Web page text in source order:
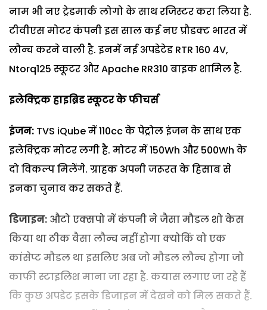
नाम भी नए ट्रेडमार्क लोगो के साथ रजिस्टर करा लिया है.
टीवीएस मोटर कंपनी इस साल कई नए प्रौडक्ट भारत में
लौन्च करने वाली है. इनमें नई अपडेटेड RTR 160 4V,
Ntorq125 स्कूटर और Apache RR310 बाइक शामिल है.
इलेक्ट्रिक हाइब्रिड स्कूटर के फीचर्स
इंजन: TVS iQube में 110cc के पेट्रोल इंजन के साथ एक
इलेक्ट्रिक मोटर लगी है. मोटर में 150Wh और 500Wh के
दो विकल्प मिलेंगे. ग्राहक अपनी जरूरत के हिसाब से
इनका चुनाव कर सकते हैं.
डिजाइन: औटो एक्सपो में कंपनी ने जैसा मौडल शो केस
किया था ठीक वैसा लौन्च नहीं होगा क्योकिं वो एक
कांसेप्ट मौडल था इसलिए अब जो मौडल लौन्च होगा जो
काफी स्टाइलिश माना जा रहा है. कयास लगाए जा रहे हैं
कि कुछ अपडेट इसके डिजाइन में देखने को मिल सकते हैं.